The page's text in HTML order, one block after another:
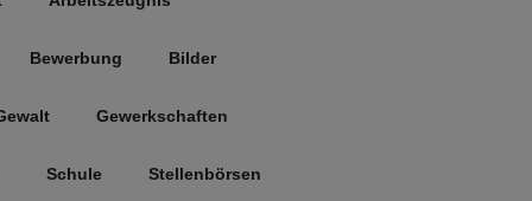
Bewerbung Bilder
Gewerkschaften
Schule Stellenbörsen